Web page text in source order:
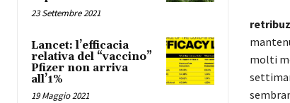
23 Settembre 2021
Lancet: l’efficacia
relativa del “vaccino”
Pfizer non arriva
all’1%
19 Maggio 2021
molti